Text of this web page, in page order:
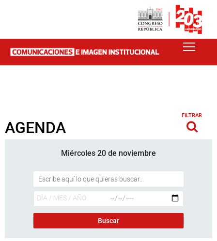
AGENDA
FILTRAR
Miércoles 20 de noviembre